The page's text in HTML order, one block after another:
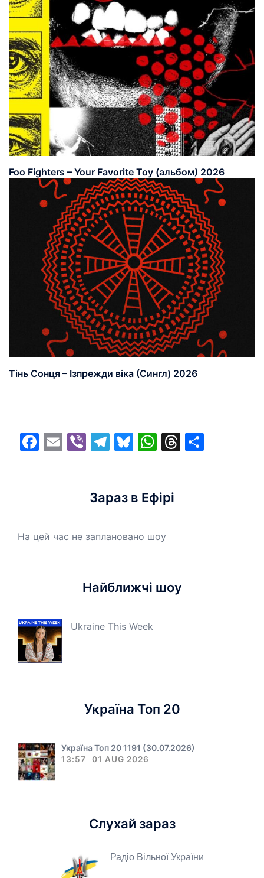
Foo Fighters – Your Favorite Toy (альбом) 2026
Тінь Сонця – Ізпрежди віка (Сингл) 2026
Facebook
EmailViberTelegram
Bluesky
WhatsApp
Threads
Зараз в Ефірі
На цей час не заплановано шоу
Найближчі шоу
Ukraine This Week
Україна Топ 20
Україна Топ 20 1191 (30.07.2026)
13:57 01 AUG 2026
Слухай зараз
Радіо Вільної України